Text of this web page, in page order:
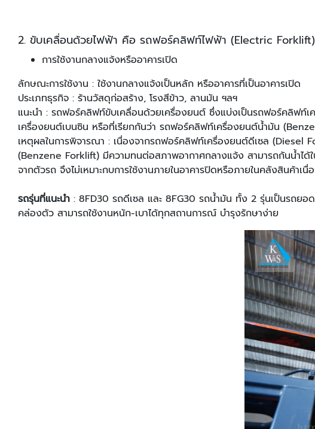
2. ขับเคลื่อนด้วยไฟฟ้า คือ รถฟอร์คลิฟท์ไฟฟ้า (Electric Forklift)
การใช้งานกลางแจ้งหรืออาคารเปิด
ลักษณะการใช้งาน : ใช้งานกลางแจ้งเป็นหลัก หรืออาคารที่เป็นอาคารเปิด
ประเภทธุรกิจ : ร้านวัสดุก่อสร้าง, โรงสีข้าว, ลานมัน ฯลฯ
แนะนํา : รถฟอร์คลิฟท์ขับเคลื่อนด้วยเครื่องยนต์ ซึ่งแบ่งเป็นรถฟอร์คลิฟท์
เครื่องยนต์เบนซิน หรือที่เรียกกันว่า รถฟอร์คลิฟท์เครื่องยนต์นํ้ามัน
เหตุผลในการพิจารณา : เนื่องจากรถฟอร์คลิฟท์เครื่องยนต์ดีเซล (Diesel
(Benzene Forklift) มีความทนต่อสภาพอากาศกลางแจ้ง สามารถกันน้ำไ
จากตัวรถ จึงไม่เหมาะกบการใช้งานภายในอาคารปิดหรือภายในคลังสินค้าเ
รถรุ่นที่แนะนํา : 8FD30 รถดีเซล และ 8FG30 รถนํ้ามัน ทั้ง 2 รุ่นเป็นรถยอ
คล่องตัว สามารถใช้งานหนัก-เบาได้ทุกสถานการณ์ บํารุงรักษาง่าย